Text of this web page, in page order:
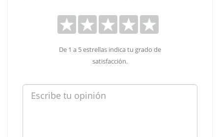
De 1 a 5 estrellas indica tu grado de
satisfacción.